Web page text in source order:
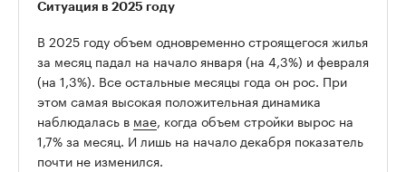
Ситуация в 2025 году
В 2025 году объем одновременно строящегося жилья
за месяц падал на начало января (на 4,3%) и февраля
(на 1,3%). Все остальные месяцы года он рос. При
этом самая высокая положительная динамика
наблюдалась в мае, когда объем стройки вырос на
1,7% за месяц. И лишь на начало декабря показатель
почти не изменился.